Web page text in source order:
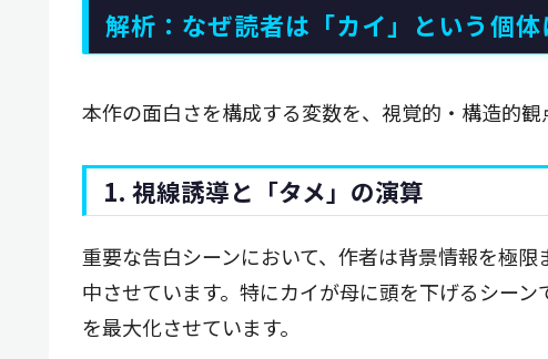
解析：なぜ読者は「カイ」という個
本作の面白さを構成する変数を、視覚的・構造的観
1. 視線誘導と「タメ」の演算
重要な告白シーンにおいて、作者は背景情報を極
中させています。特にカイが母に頭を下げるシー
を最大化させています。